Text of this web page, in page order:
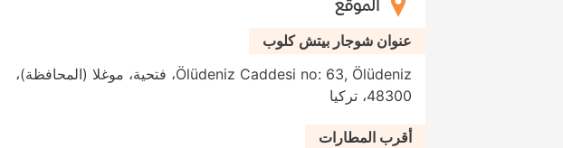
الموقع
عنوان شوجار بيتش كلوب
Ölüdeniz Caddesi no: 63, Ölüdeniz، فتحية، موغلا (المحافظة)،
48300، تركيا
أقرب المطارات